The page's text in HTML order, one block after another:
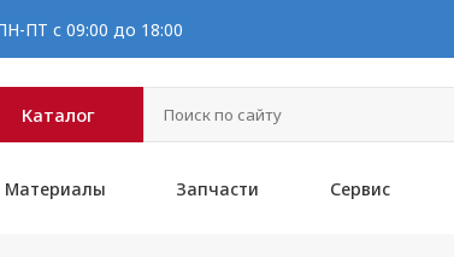
ПТ с 09:00 до 18:00
Каталог
Материалы Запчасти Сервис